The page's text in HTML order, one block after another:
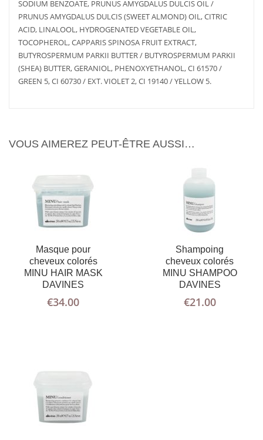
SODIUM BENZOATE, PRUNUS AMYGDALUS DULCIS OIL /
PRUNUS AMYGDALUS DULCIS (SWEET ALMOND) OIL, CITRIC
ACID, LINALOOL, HYDROGENATED VEGETABLE OIL,
TOCOPHEROL, CAPPARIS SPINOSA FRUIT EXTRACT,
BUTYROSPERMUM PARKII BUTTER / BUTYROSPERMUM PARKII
(SHEA) BUTTER, GERANIOL, PHENOXYETHANOL, CI 61570 /
GREEN 5, CI 60730 / EXT. VIOLET 2, CI 19140 / YELLOW 5.
VOUS AIMEREZ PEUT-ÊTRE AUSSI…
Masque pour
cheveux colorés
MINU HAIR MASK
DAVINES
€34.00
AJOUTER
AU PANIER
PLUS
D'INFOS
Shampoing
cheveux colorés
MINU SHAMPOO
DAVINES
€21.00
AJOUTER
AU PANIER
PLUS
D'INFOS
AJOUTER
AU PANIER
PLUS
D'INFOS